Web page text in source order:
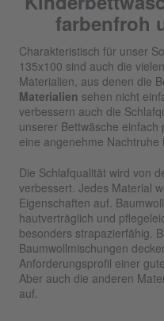
farbenfroh
Charakteristisch für unser
135x100 sind auch die
Materialien, aus denen die
Materialien sehen nicht
verbessern auch die
unserer Bettwäsche
eine angenehme
Die Schlafqualität wird von
verbessert. Jedes Material
Eigenschaften auf.
hautverträglich und
besonders strapazierfähig.
Baumwollmischungen
Anforderungsprofil einer
Aber auch die anderen
auf.